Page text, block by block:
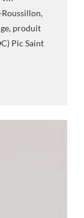
produit
Pic Saint